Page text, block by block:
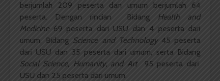
berjumlah 209 peserta dan umum berjumlah 64
peserta. Dengan rincian Bidang Health and
Medicine 69 peserta dari USU dan 4 peserta dari
umum, Bidang Science and Technology45 peserta
dari USU dan 35 peserta dari umum, serta Bidang
Social Science, Humanity, and Art95 peserta dari
USU dan 25 peserta dari umum.